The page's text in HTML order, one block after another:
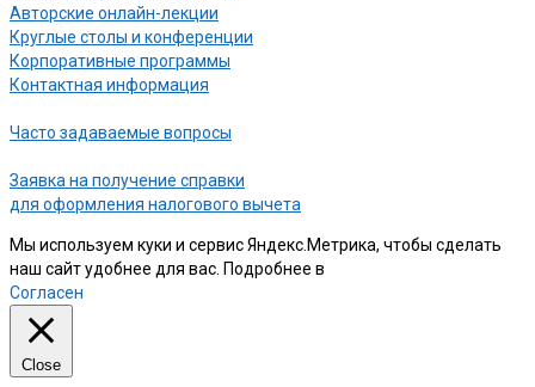
Авторские онлайн-лекции
Круглые столы и конференции
Корпоративные программы
Контактная информация
Часто задаваемые вопросы
Заявка на получение справки
для оформления налогового вычета
Мы используем куки и сервис Яндекс.Метрика, чтобы сделать
наш сайт удобнее для вас. Подробнее в
Согласен
Close